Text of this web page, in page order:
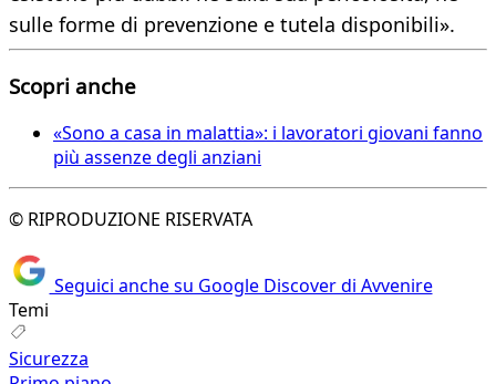
sulle forme di prevenzione e tutela disponibili».
Scopri anche
«Sono a casa in malattia»: i lavoratori giovani fanno
più assenze degli anziani
© RIPRODUZIONE RISERVATA
Seguici anche su Google Discover di Avvenire
Temi
Sicurezza